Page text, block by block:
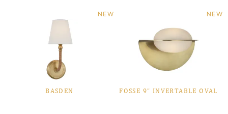
NEW
BASDEN
NEW
FOSSE 9" INVERTABLE OVAL